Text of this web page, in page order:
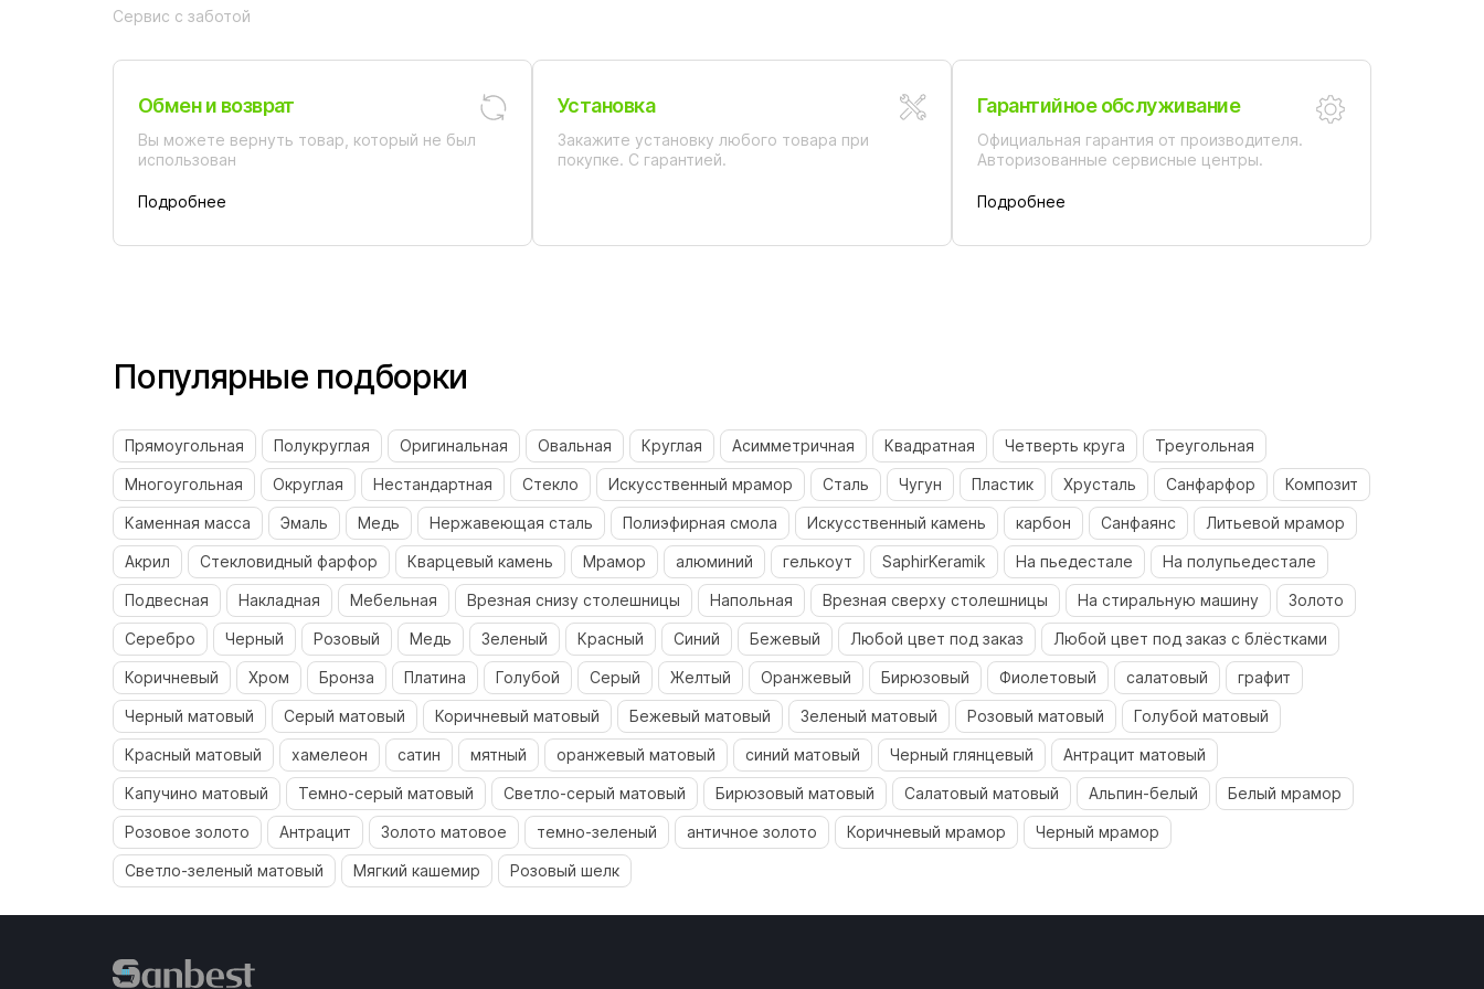
Сервис с заботой
Обмен и возврат
Вы можете вернуть товар, который не был
использован
Подробнее
Установка
Закажите установку любого товара при
покупке. С гарантией.
Гарантийное обслуживание
Официальная гарантия от производителя.
Авторизованные сервисные центры.
Подробнее
Популярные подборки
Прямоугольная Полукруглая Оригинальная Овальная Круглая Асимметричная Квадратная Четверть круга Треугольная
Многоугольная Округлая Нестандартная Стекло Искусственный мрамор Сталь Чугун Пластик Хрусталь Санфарфор Композит
Каменная масса Эмаль Медь Нержавеющая сталь Полиэфирная смола Искусственный камень карбон Санфаянс Литьевой мрамор
Акрил Стекловидный фарфор Кварцевый камень Мрамор алюминий гелькоут SaphirKeramik На пьедестале На полупьедестале
Подвесная Накладная Мебельная Врезная снизу столешницы Напольная Врезная сверху столешницы На стиральную машину Золото
Серебро Черный Розовый Медь Зеленый Красный Синий Бежевый Любой цвет под заказ Любой цвет под заказ с блёстками
Коричневый Хром Бронза Платина Голубой Серый Желтый Оранжевый Бирюзовый Фиолетовый салатовый графит
Черный матовый Серый матовый Коричневый матовый Бежевый матовый Зеленый матовый Розовый матовый Голубой матовый
Красный матовый хамелеон сатин мятный оранжевый матовый синий матовый Черный глянцевый Антрацит матовый
Капучино матовый Темно-серый матовый Светло-серый матовый Бирюзовый матовый Салатовый матовый Альпин-белый Белый мрамор
Розовое золото Антрацит Золото матовое темно-зеленый античное золото Коричневый мрамор Черный мрамор
Светло-зеленый матовый Мягкий кашемир Розовый шелк